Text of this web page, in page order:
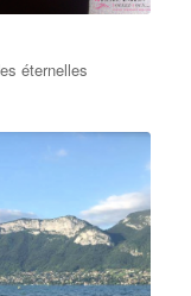
éternelles